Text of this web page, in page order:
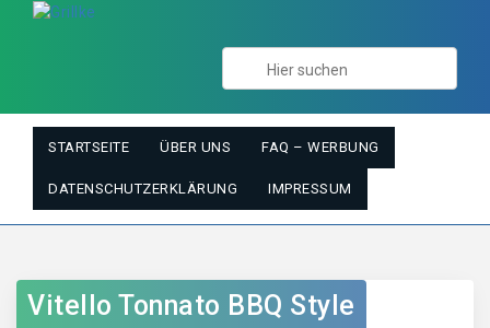
STARTSEITE ÜBER UNS FAQ – WERBUNG
DATENSCHUTZERKLÄRUNG IMPRESSUM
Vitello Tonnato BBQ Style